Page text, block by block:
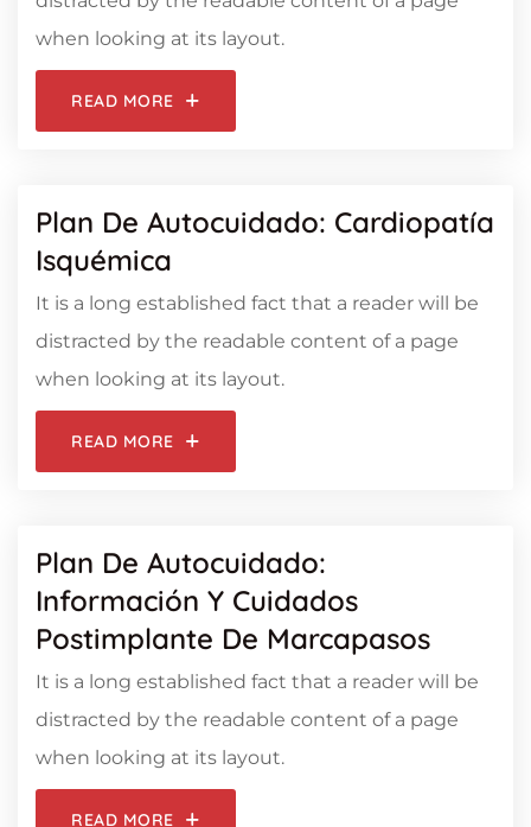
when looking at its layout.
READ MORE
Plan De Autocuidado: Cardiopatía
Isquémica
It is a long established fact that a reader will be
distracted by the readable content of a page
when looking at its layout.
READ MORE
Plan De Autocuidado:
Información Y Cuidados
Postimplante De Marcapasos
It is a long established fact that a reader will be
distracted by the readable content of a page
when looking at its layout.
READ MORE